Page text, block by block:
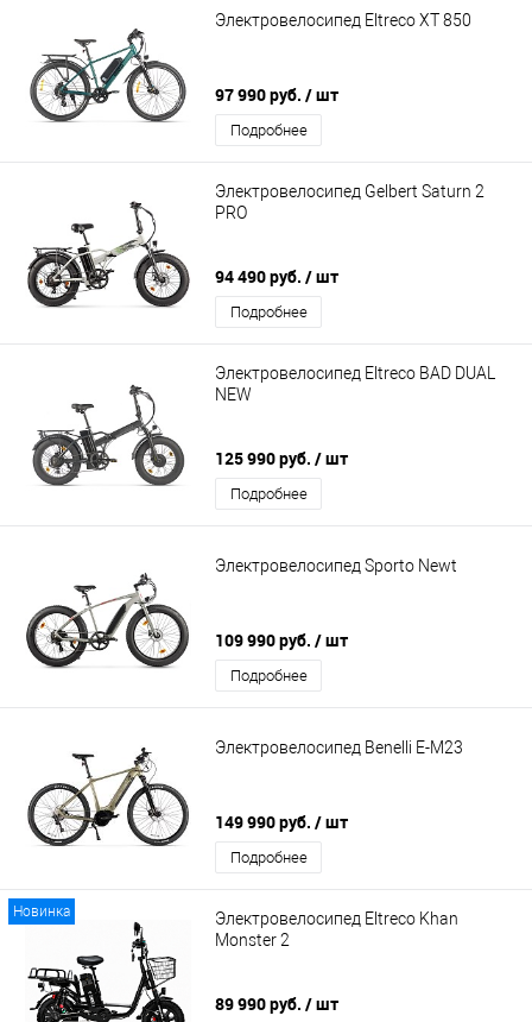
Электровелосипед Eltreco XT 850
97 990 руб. / шт
Подробнее
Электровелосипед Gelbert Saturn 2
PRO
94 490 руб. / шт
Подробнее
Электровелосипед Eltreco BAD DUAL
NEW
125 990 руб. / шт
Подробнее
Электровелосипед Sporto Newt
109 990 руб. / шт
Подробнее
Электровелосипед Benelli E-M23
149 990 руб. / шт
Подробнее
Новинка
Электровелосипед Eltreco Khan
Monster 2
89 990 руб. / шт